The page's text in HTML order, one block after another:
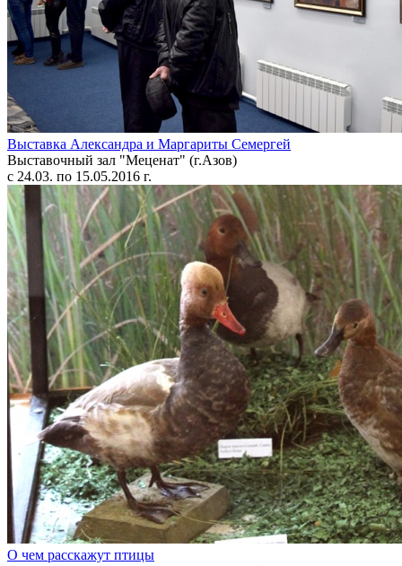
Выставка Александра и Маргариты Семергей
Выставочный зал "Меценат" (г.Азов)
с 24.03. по 15.05.2016 г.
О чем расскажут птицы